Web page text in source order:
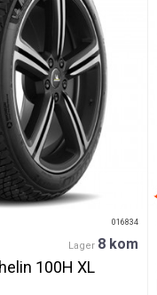
- izračunajte koliko je 6 - 1 :
016834
Lager 8 kom
100H XL